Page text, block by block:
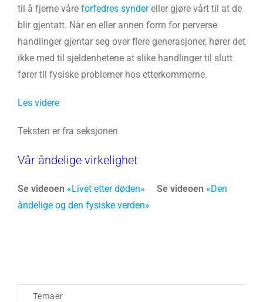
til å fjerne våre forfedres syndereller gjøre vårt til at de
blir gjentatt. Når en eller annen form for perverse
handlinger gjentar seg over flere generasjoner, hører det
ikke med til sjeldenhetene at slike handlinger til slutt
fører til fysiske problemer hos etterkommerne.
Les videre
Teksten er fra seksjonen
Vår åndelige virkelighet
Se videoen «Livet etter døden» Se videoen «Den
åndelige og den fysiske verden»
Temaer